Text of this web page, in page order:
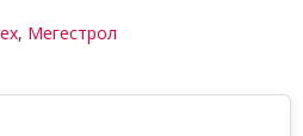
, Мегестрол